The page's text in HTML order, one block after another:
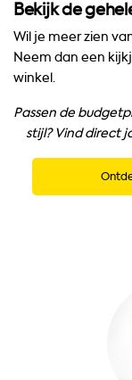
Bekijk de
Wil je meer zien
Neem dan een
winkel.
Passen de
stijl? Vind direct